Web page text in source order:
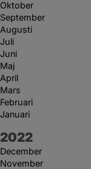
Oktober
September
Augusti
Juli
Juni
Maj
April
Mars
Februari
Januari
År:
2022
December
November